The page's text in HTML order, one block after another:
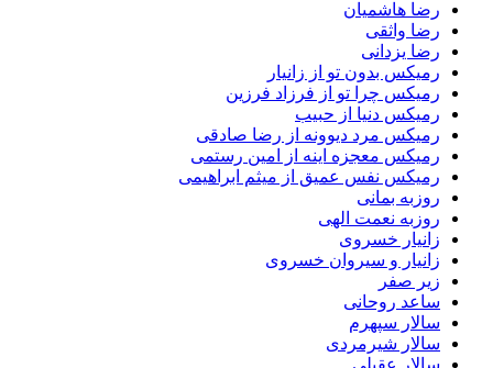
رضا هاشمیان
رضا واثقی
رضا یزدانی
رمیکس بدون تو از زانیار
رمیکس چرا تو از فرزاد فرزین
رمیکس دنیا از حبیب
رمیکس مرد دیوونه از رضا صادقی
رمیکس معجزه اینه از امین رستمی
رمیکس نفس عمیق از میثم ابراهیمی
روزبه بمانی
روزبه نعمت الهی
زانیار خسروی
زانیار و سیروان خسروی
زیر صفر
ساعد روحانی
سالار سپهرم
سالار شیرمردی
سالار عقیلی